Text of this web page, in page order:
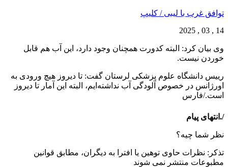
توافق غرب با لیبی / کلیپ
14 , 03 , 2025
وی بیان کرد: البته کدورت همچنان وجود دارد، این آب هم قابل
خوردن نیست.
رییس دانشگاه علوم پزشکی لرستان گفت: تا دیروز هیچ ورودی به
اورژانس در خصوص آلودگی آب نداشته‌ایم، البته این آمار تا دیروز
است./فارس
/.انتهای پیام
نظر شما چیه؟
تذكر: نظرات حاوی توهين يا افترا به ديگران، مطابق قوانين
مطبوعات منتشر نمی شوند